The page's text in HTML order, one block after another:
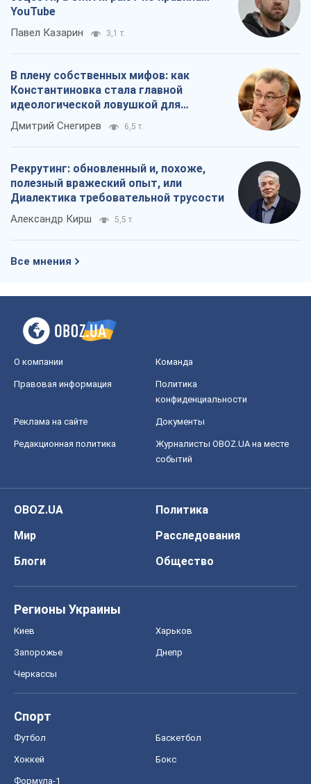
YouTube
Павел Казарин 3,1 т.
В плену собственных мифов: как
Константиновка стала главной
идеологической ловушкой для
российских оккупантов
Дмитрий Снегирев 6,5 т.
Рекрутинг: обновленный и, похоже,
полезный вражеский опыт, или
Диалектика требовательной трусости
Александр Кирш 5,5 т.
Все мнения
О компании Команда
Правовая информация
Политика
конфиденциальности
Реклама на сайте Документы
Редакционная политика
Журналисты OBOZ.UA на месте
событий
OBOZ.UA
Политика
Мир
Расследования
Блоги
Общество
Регионы Украины
Киев Харьков
Запорожье Днепр
Черкассы
Спорт
Футбол Баскетбол
Хоккей Бокс
Формула-1